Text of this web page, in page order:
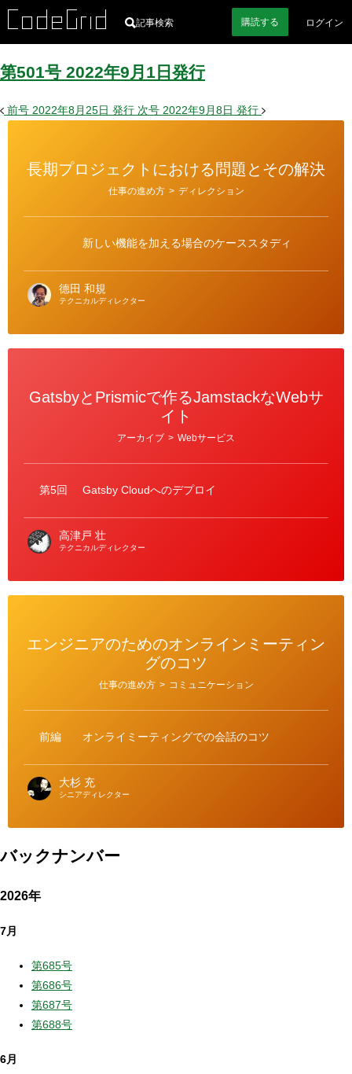
記事検索 購読する ログイン
第501号 2022年9 月 1 日 発行
前号 2022年8月25日 発行 次号 2022年9月8日 発行
長期プロジェクトにおける問題とその解決
仕事の進め方 > ディレクション
新しい機能を加える場合のケーススタディ
德田 和規
テクニカルディレクター
GatsbyとPrismicで作るJamstackなWebサ
イト
アーカイブ > Webサービス
第5回 Gatsby Cloudへのデプロイ
高津戸 壮
テクニカルディレクター
エンジニアのためのオンラインミーティン
グのコツ
仕事の進め方 > コミュニケーション
前編 オンライミーティングでの会話のコツ
大杉 充
シニアディレクター
バックナンバー
2026年
7月
第685号
第686号
第687号
第688号
6月